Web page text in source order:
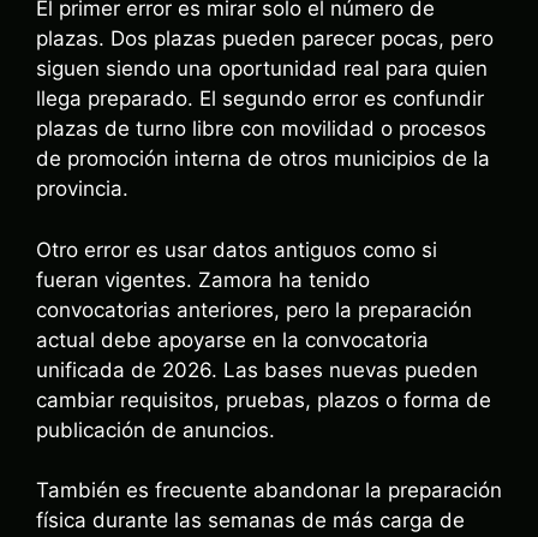
El primer error es mirar solo el número de
plazas. Dos plazas pueden parecer pocas, pero
siguen siendo una oportunidad real para quien
llega preparado. El segundo error es confundir
plazas de turno libre con movilidad o procesos
de promoción interna de otros municipios de la
provincia.
Otro error es usar datos antiguos como si
fueran vigentes. Zamora ha tenido
convocatorias anteriores, pero la preparación
actual debe apoyarse en la convocatoria
unificada de 2026. Las bases nuevas pueden
cambiar requisitos, pruebas, plazos o forma de
publicación de anuncios.
También es frecuente abandonar la preparación
física durante las semanas de más carga de